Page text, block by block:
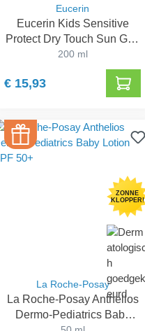
Eucerin
Eucerin Kids Sensitive
Protect Dry Touch Sun Gel-
Crème SPF 50+
200 ml
€ 15,93
ZONNE
KLOPPER!
La Roche-Posay
La Roche-Posay Anthelios
Dermo-Pediatrics Baby